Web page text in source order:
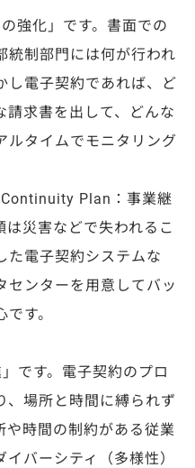
強化」です。書面での
統制部門には何が行われ
し電子契約であれば、ど
請求書を出して、どんな
ルタイムでモニタリング
Plan：事業継
災害などで失われるこ
た電子契約システムな
センターを用意してバッ
す。
です。電子契約のプロ
、場所と時間に縛られず
や時間の制約がある従業
バーシティ（多様性）